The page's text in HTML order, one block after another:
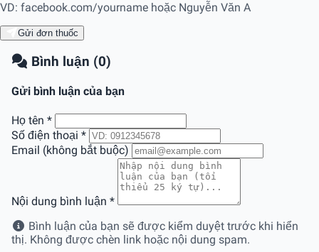
VD: facebook.com/yourname hoặc Nguyễn Văn A
Gửi đơn thuốc
Bình luận (0)
Gửi bình luận của bạn
Họ tên *
Số điện thoại *
Email (không bắt buộc)
Nội dung bình luận *
Bình luận của bạn sẽ được kiểm duyệt trước khi hiển
thị. Không được chèn link hoặc nội dung spam.